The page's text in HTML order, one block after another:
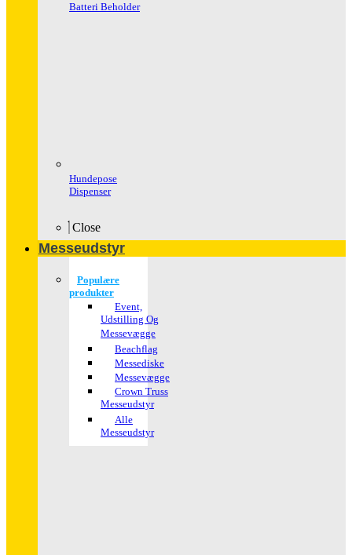
Batteri Beholder
Hundepose
Dispenser
Close
Messeudstyr
Populære
produkter
Event,
Udstilling Og
Messevægge
Beachflag
Messediske
Messevægge
Crown Truss
Messeudstyr
Alle
Messeudstyr